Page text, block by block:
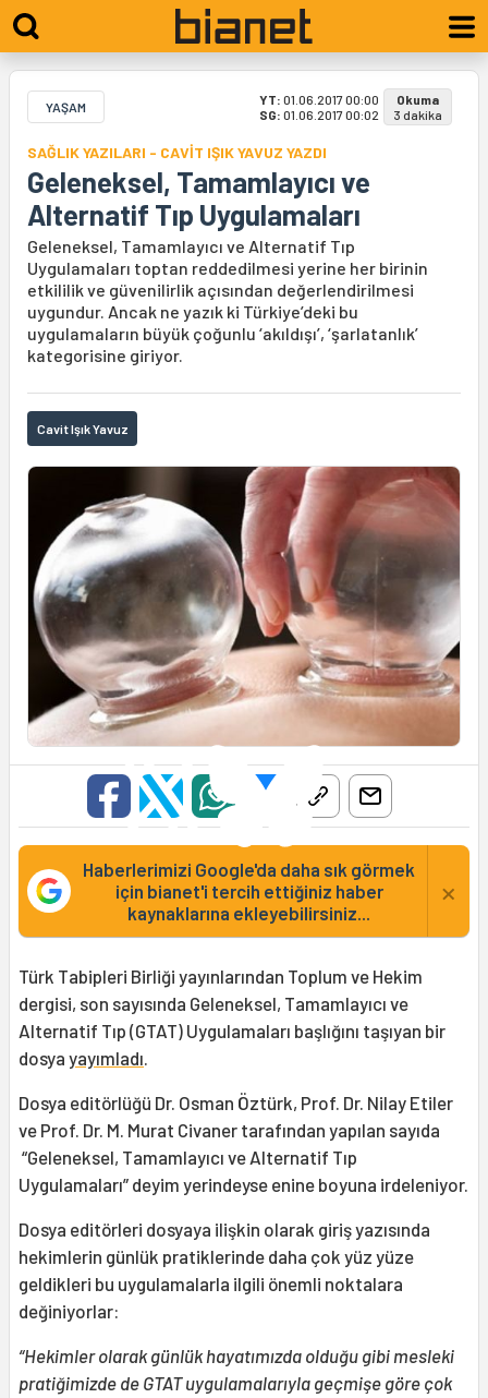
YAŞAM YT: 01.06.2017 00:00
SG: 01.06.2017 00:02
Okuma
3 dakika
SAĞLIK YAZILARI - CAVİT IŞIK YAVUZ YAZDI
Geleneksel, Tamamlayıcı ve
Alternatif Tıp Uygulamaları
Geleneksel, Tamamlayıcı ve Alternatif Tıp
Uygulamaları toptan reddedilmesi yerine her birinin
etkililik ve güvenilirlik açısından değerlendirilmesi
uygundur. Ancak ne yazık ki Türkiye’deki bu
uygulamaların büyük çoğunlu ‘akıldışı’, ‘şarlatanlık’
kategorisine giriyor.
Cavit Işık Yavuz
Haberlerimizi Google'da daha sık görmek
için bianet'i tercih ettiğiniz haber
kaynaklarına ekleyebilirsiniz...
×
Türk Tabipleri Birliği yayınlarından Toplum ve Hekim
dergisi, son sayısında Geleneksel, Tamamlayıcı ve
Alternatif Tıp (GTAT) Uygulamaları başlığını taşıyan bir
dosya yayımladı.
Dosya editörlüğü Dr. Osman Öztürk, Prof. Dr. Nilay Etiler
ve Prof. Dr. M. Murat Civaner tarafından yapılan sayıda
“Geleneksel, Tamamlayıcı ve Alternatif Tıp
Uygulamaları” deyim yerindeyse enine boyuna irdeleniyor.
Dosya editörleri dosyaya ilişkin olarak giriş yazısında
hekimlerin günlük pratiklerinde daha çok yüz yüze
geldikleri bu uygulamalarla ilgili önemli noktalara
değiniyorlar:
“Hekimler olarak günlük hayatımızda olduğu gibi mesleki
pratiğimizde de GTAT uygulamalarıyla geçmişe göre çok